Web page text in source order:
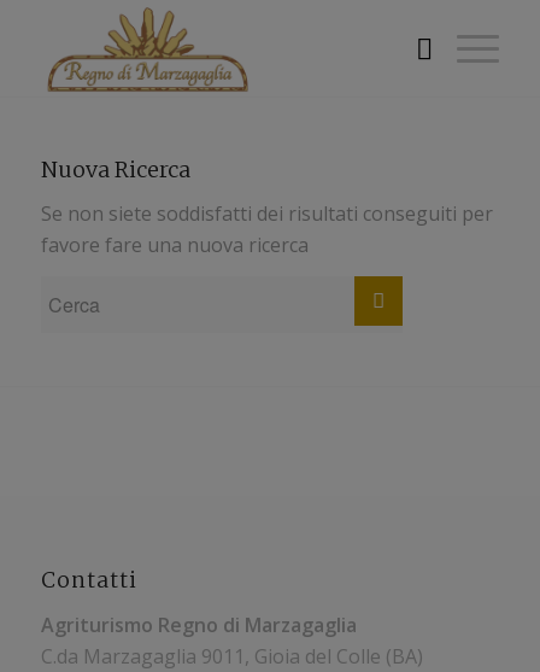
Nuova Ricerca
Se non siete soddisfatti dei risultati conseguiti per
favore fare una nuova ricerca
Contatti
Agriturismo Regno di Marzagaglia
C.da Marzagaglia 9011, Gioia del Colle (BA)